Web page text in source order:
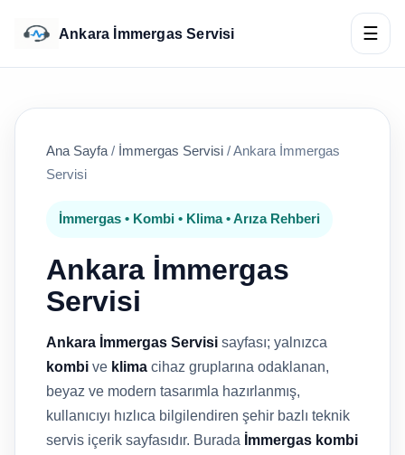
Ankara İmmergas Servisi ☰
Ana Sayfa / İmmergas Servisi /Ankara İmmergas
Servisi
İmmergas • Kombi • Klima • Arıza Rehberi
Ankara İmmergas
Servisi
Ankara İmmergas Servisi sayfası; yalnızca
kombi ve klima cihaz gruplarına odaklanan,
beyaz ve modern tasarımla hazırlanmış,
kullanıcıyı hızlıca bilgilendiren şehir bazlı teknik
servis içerik sayfasıdır. Burada İmmergas kombi